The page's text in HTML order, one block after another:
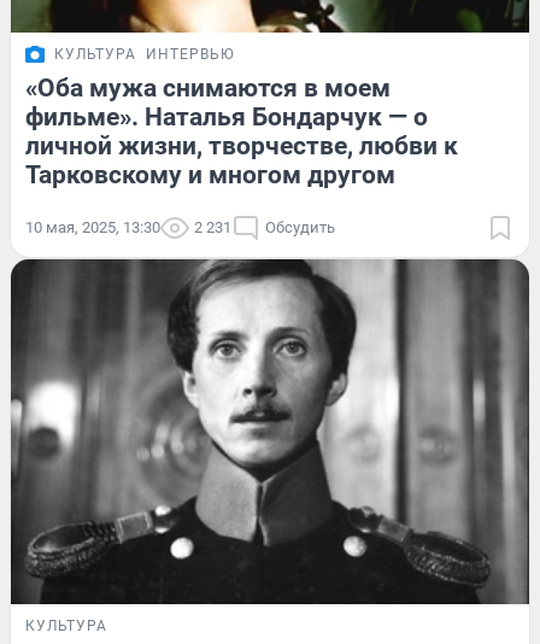
КУЛЬТУРА ИНТЕРВЬЮ
«Оба мужа снимаются в моем
фильме». Наталья Бондарчук — о
личной жизни, творчестве, любви к
Тарковскому и многом другом
10 мая, 2025, 13:30 2 231 Обсудить
КУЛЬТУРА